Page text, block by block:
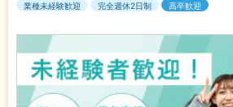
業種未経験歓迎
完全週休2日制 高卒歓迎